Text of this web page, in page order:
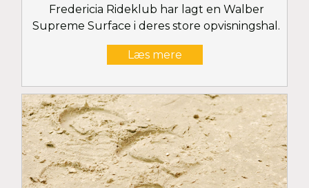
Fredericia Rideklub har lagt en Walber
Supreme Surface i deres store opvisningshal.
Læs mere